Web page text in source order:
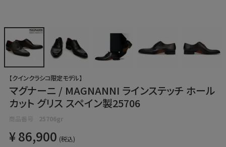
【クインクラシコ限定モデル】
マグナーニ / MAGNANNI ラインステッチ ホール
カット グリス スペイン製25706
商品番号 25706gr
¥86,900 税込